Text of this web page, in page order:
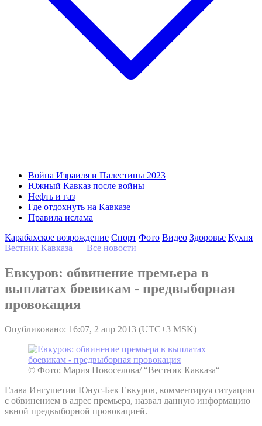
Война Израиля и Палестины 2023
Южный Кавказ после войны
Нефть и газ
Где отдохнуть на Кавказе
Правила ислама
Карабахское возрождение Спорт Фото Видео Здоровье Кухня
Вестник Кавказа — Все новости
Евкуров: обвинение премьера в
выплатах боевикам - предвыборная
провокация
Опубликовано: 16:07, 2 апр 2013 (UTC+3 MSK)
© Фото: Мария Новоселова/ “Вестник Кавказа“
Глава Ингушетии Юнус-Бек Евкуров, комментируя ситуацию
с обвинением в адрес премьера, назвал данную информацию
явной предвыборной провокацией.